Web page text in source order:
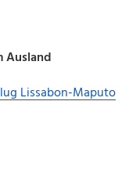
Ausland
Lissabon-Maputo